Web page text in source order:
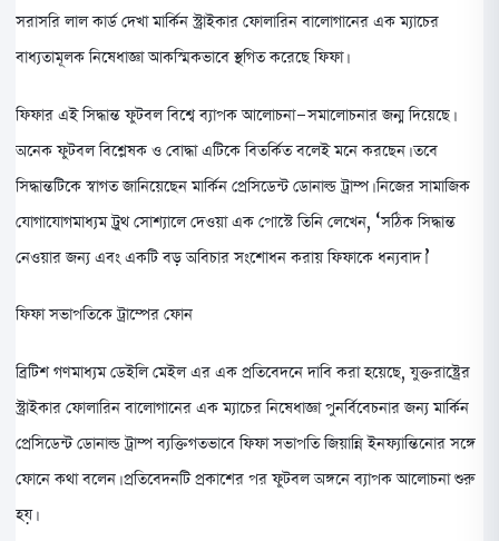
সরাসরি লাল কার্ড দেখা মার্কিন স্ট্রাইকার ফোলারিন বালোগানের এক ম্যাচের
বাধ্যতামূলক নিষেধাজ্ঞা আকস্মিকভাবে স্থগিত করেছে ফিফা।
ফিফার এই সিদ্ধান্ত ফুটবল বিশ্বে ব্যাপক আলোচনা-সমালোচনার জন্ম দিয়েছে।
অনেক ফুটবল বিশ্লেষক ও বোদ্ধা এটিকে বিতর্কিত বলেই মনে করছেন। তবে
সিদ্ধান্তটিকে স্বাগত জানিয়েছেন মার্কিন প্রেসিডেন্ট ডোনাল্ড ট্রাম্প। নিজের সামাজিক
যোগাযোগমাধ্যম ট্রুথ সোশ্যালে দেওয়া এক পোস্টে তিনি লেখেন, ‘সঠিক সিদ্ধান্ত
নেওয়ার জন্য এবং একটি বড় অবিচার সংশোধন করায় ফিফাকে ধন্যবাদ।’
ফিফা সভাপতিকে ট্রাম্পের ফোন
ব্রিটিশ গণমাধ্যম ডেইলি মেইল এর এক প্রতিবেদনে দাবি করা হয়েছে, যুক্তরাষ্ট্রের
স্ট্রাইকার ফোলারিন বালোগানের এক ম্যাচের নিষেধাজ্ঞা পুনর্বিবেচনার জন্য মার্কিন
প্রেসিডেন্ট ডোনাল্ড ট্রাম্প ব্যক্তিগতভাবে ফিফা সভাপতি জিয়ান্নি ইনফ্যান্তিনোর সঙ্গে
ফোনে কথা বলেন। প্রতিবেদনটি প্রকাশের পর ফুটবল অঙ্গনে ব্যাপক আলোচনা শুরু
হয়।